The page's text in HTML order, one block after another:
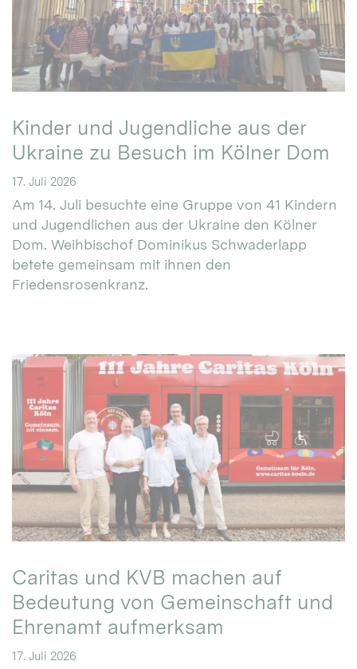
Kinder und Jugendliche aus der
Ukraine zu Besuch im Kölner Dom
17. Juli 2026
Am 14. Juli besuchte eine Gruppe von 41 Kindern
und Jugendlichen aus der Ukraine den Kölner
Dom. Weihbischof Dominikus Schwaderlapp
betete gemeinsam mit ihnen den
Friedensrosenkranz.
Caritas und KVB machen auf
Bedeutung von Gemeinschaft und
Ehrenamt aufmerksam
17. Juli 2026